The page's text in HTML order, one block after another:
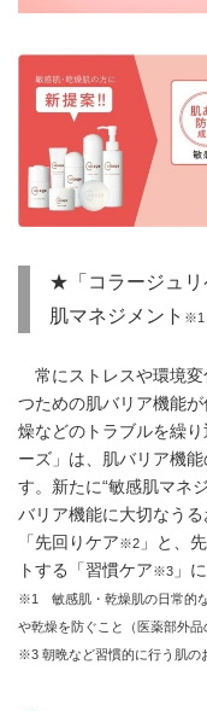
★「コラージュリ
肌マネジメント ※1
常にストレスや環境変
つための肌バリア機能
燥などのトラブルを繰
ーズ」は、肌バリア機
す。新たに“敏感肌マネ
バリア機能に大切なう
「先回りケア※2 」と、
トする「習慣ケア※3 」
※1 敏感肌・乾燥肌の日常的
や乾燥を防ぐこと（医薬部外品
※3 朝晩など習慣的に行う肌の